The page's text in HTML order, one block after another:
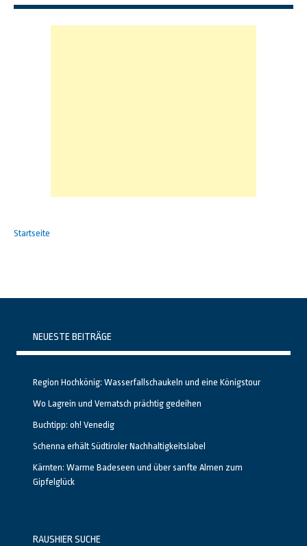
Startseite
NEUESTE BEITRÄGE
Region Hochkönig: Wasserfallschaukeln und eine Königstour
Wo Lagrein und Vernatsch prächtig gedeihen
Buchtipp: oh! Venedig
Schenna erhält Südtiroler Nachhaltigkeitslabel
Kärnten: Warme Badeseen und über sanfte Almen zum
Gipfelglück
RAUSHIER SUCHE